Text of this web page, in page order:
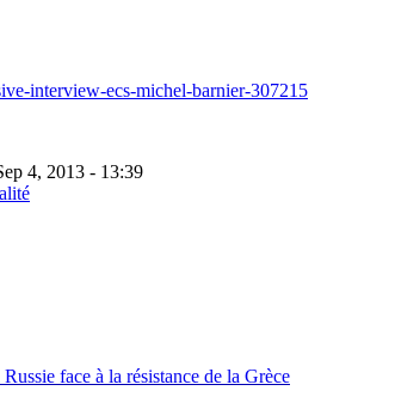
interview-ecs-michel-barnier-307215
4, 2013 - 13:39
face à la résistance de la Grèce